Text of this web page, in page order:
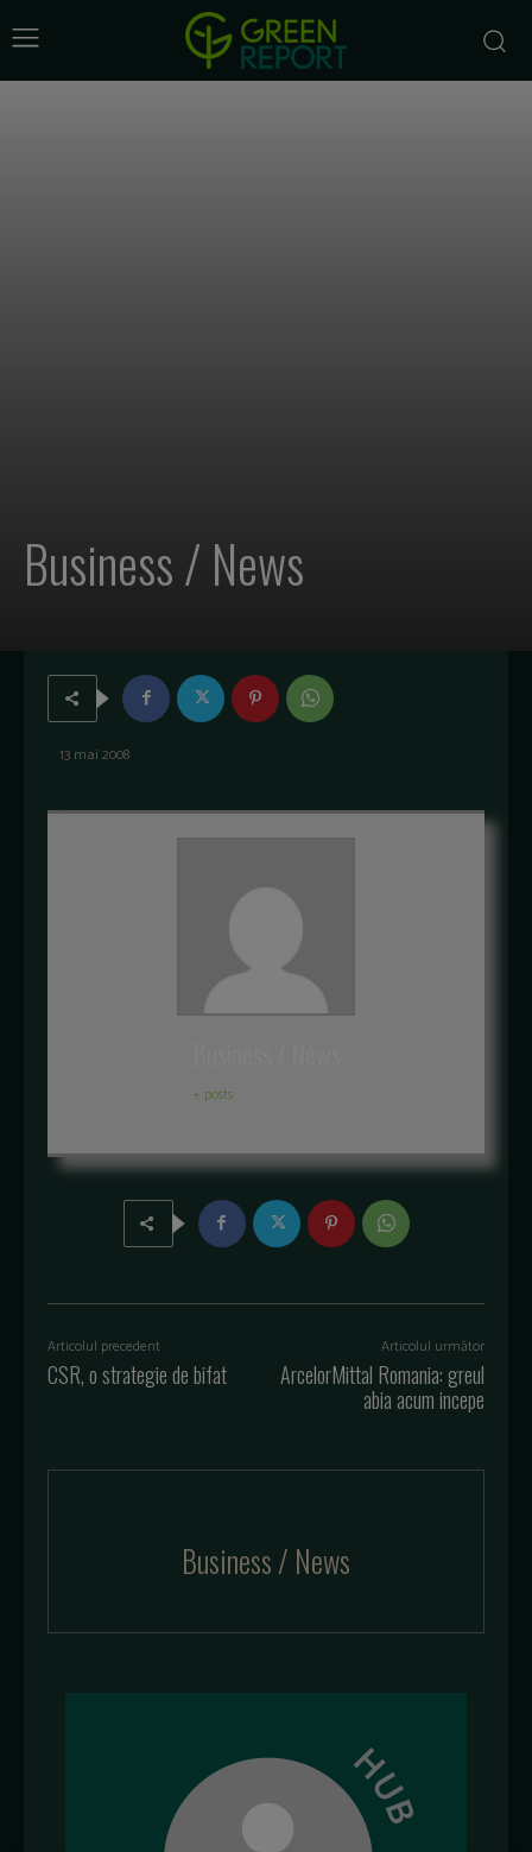
Business / News
13 mai 2008
+ posts
Articolul precedent
CSR, o strategie de bifat
Articolul următor
ArcelorMittal Romania: greul
abia acum incepe
Business / News